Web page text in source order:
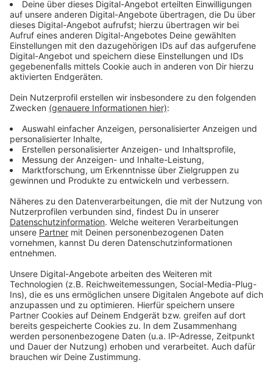
damit, dass die Zahl in den Sommerferien
saisontypisch nochmal ansteigen wird.
Anzeige
Anzeige
Zum Ende des Halbjahres enden üblicherweise viele
befristete Verträge. Außerdem melden sich mehr
junge Menschen arbeitlos, die nach ihrer Ausbildung
Folgebeschäftigunghaben, heißt es von der
Arbeitsagentur.
Anzeige
Jugendarbeitslosigkeit steigt an
Anzeige
Am stärksten von Arbeitslosigkeit betroffen sind in
Düsseldorf Menschen ab 50 Jahren. Aufällig ist aber